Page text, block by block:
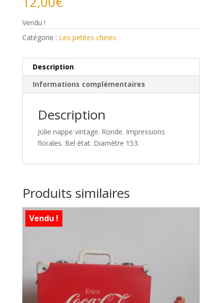
Vendu !
Catégorie : Les petites chines
Description
Informations complémentaires
Description
Jolie nappe vintage. Ronde. Impressions
florales. Bel état. Diamètre 153.
Produits similaires
Vendu !